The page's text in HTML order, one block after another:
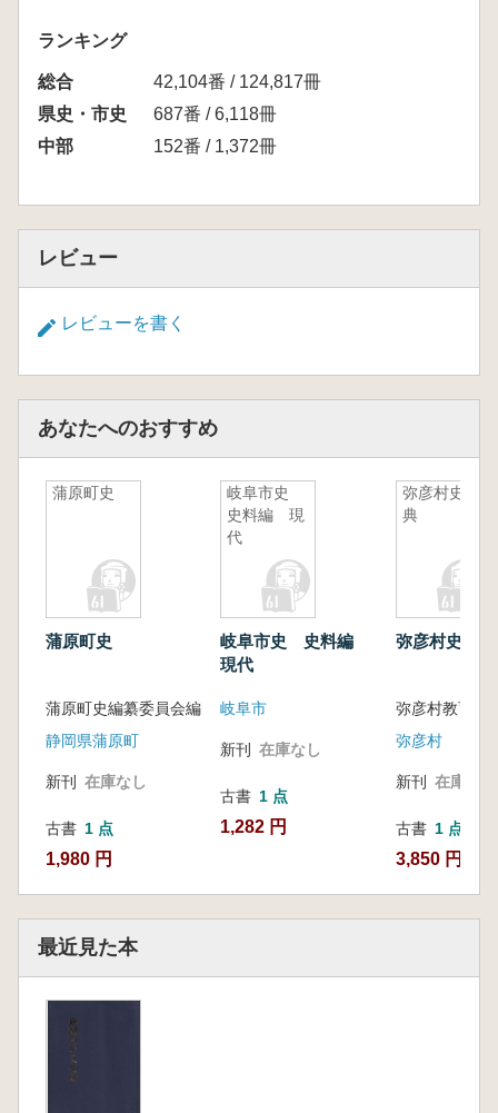
ランキング
総合
42,104番 / 124,817冊
県史・市史
687番 / 6,118冊
中部
152番 / 1,372冊
レビュー
レビューを書く
あなたへのおすすめ
蒲原町史
蒲原町史
蒲原町史編纂委員会編
静岡県蒲原町
新刊 在庫なし
古書 1 点
1,980 円
岐阜市史
史料編 現
代
岐阜市史 史料編
現代
岐阜市
新刊 在庫なし
古書 1 点
1,282 円
弥彦村史事
典
弥彦村史事典
弥彦村教育
弥彦村
新刊 在庫なし
古書 1 点
3,850 円
最近見た本